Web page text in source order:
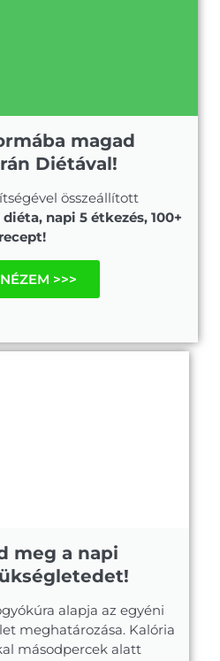
magad
Diétával!
összeállított
napi 5 étkezés, 100+
recept!
>>>
meg a napi
alapja az egyéni
meghatározása. Kalória
másodpercek alatt